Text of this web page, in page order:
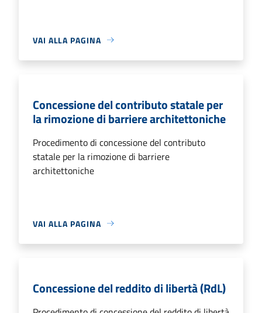
VAI ALLA PAGINA
Concessione del contributo statale per
la rimozione di barriere architettoniche
Procedimento di concessione del contributo
statale per la rimozione di barriere
architettoniche
VAI ALLA PAGINA
Concessione del reddito di libertà (RdL)